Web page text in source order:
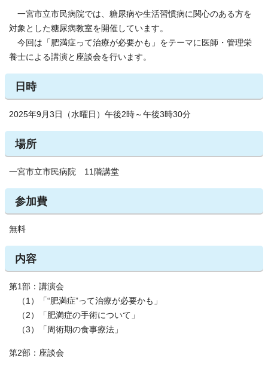
一宮市立市民病院では、糖尿病や生活習慣病に関心のある方を
対象とした糖尿病教室を開催しています。
今回は「肥満症って治療が必要かも」をテーマに医師・管理栄
養士による講演と座談会を行います。
日時
2025年9月3日（水曜日）午後2時～午後3時30分
場所
一宮市立市民病院 11階講堂
参加費
無料
内容
第1部：講演会
（1）「“肥満症”って治療が必要かも」
（2）「肥満症の手術について」
（3）「周術期の食事療法」
第2部：座談会